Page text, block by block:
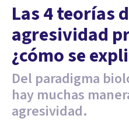
Las 4 teorías
agresividad
¿cómo se
Del paradigma
hay muchas
agresividad.